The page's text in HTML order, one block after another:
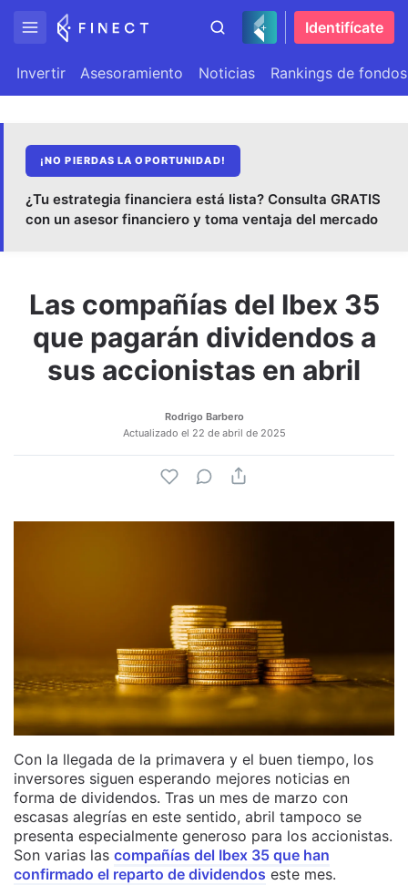
Identifícate
Invertir Asesoramiento Noticias Rankings de fondos
¡NO PIERDAS LA OPORTUNIDAD!
¿Tu estrategia financiera está lista? Consulta GRATIS
con un asesor financiero y toma ventaja del mercado
Las compañías del Ibex 35
que pagarán dividendos a
sus accionistas en abril
Rodrigo Barbero
Actualizado el 22 de abril de 2025
Con la llegada de la primavera y el buen tiempo, los
inversores siguen esperando mejores noticias en
forma de dividendos. Tras un mes de marzo con
escasas alegrías en este sentido, abril tampoco se
presenta especialmente generoso para los accionistas.
Son varias las compañías del Ibex 35 que han
confirmado el reparto de dividendos este mes.